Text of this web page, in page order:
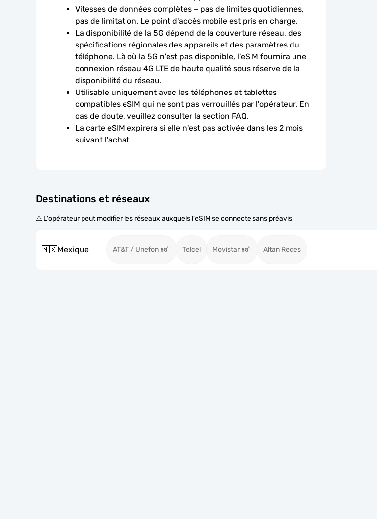
Vitesses de données complètes – pas de limites quotidiennes,
pas de limitation. Le point d'accès mobile est pris en charge.
La disponibilité de la 5G dépend de la couverture réseau, des
spécifications régionales des appareils et des paramètres du
téléphone. Là où la 5G n'est pas disponible, l'eSIM fournira une
connexion réseau 4G LTE de haute qualité sous réserve de la
disponibilité du réseau.
Utilisable uniquement avec les téléphones et tablettes
compatibles eSIM qui ne sont pas verrouillés par l'opérateur. En
cas de doute, veuillez consulter la section FAQ.
La carte eSIM expirera si elle n'est pas activée dans les 2 mois
suivant l'achat.
Destinations et réseaux
⚠️ L'opérateur peut modifier les réseaux auxquels l'eSIM se connecte sans préavis.
🇲🇽Mexique AT&T / Unefon Telcel Movistar Altan Redes